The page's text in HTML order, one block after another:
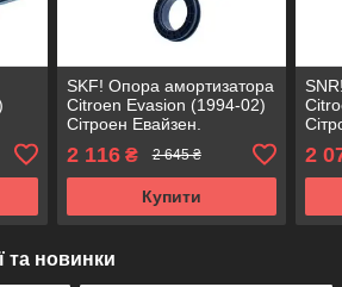
,
SKF! Опора амортизатора
Citroen Evasion (1994-02)
Сітроен Евайзен.
Передня. Права. SM1917 ,
802170 , KB659.17 ,
VKDA35317
2 116₴ 2 645 ₴
Купити
2
та новинки